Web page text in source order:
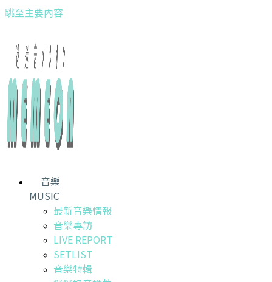
跳至主要內容
音樂
MUSIC
最新音樂情報
音樂專訪
LIVE REPORT
SETLIST
音樂特輯